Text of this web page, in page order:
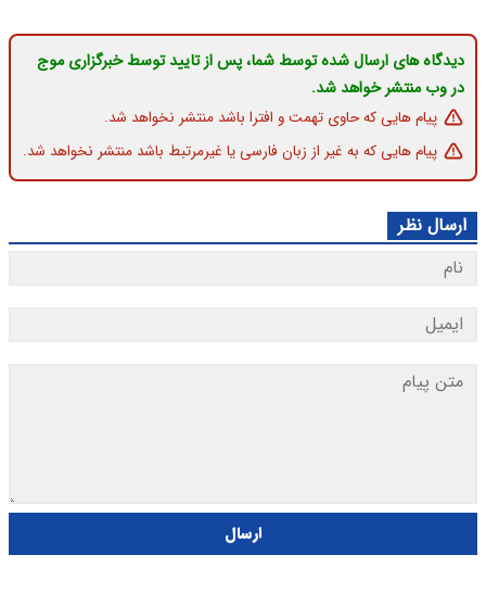
دیدگاه های ارسال شده توسط شما، پس از تایید توسط خبرگزاری موج
در وب منتشر خواهد شد.
پیام هایی که حاوی تهمت و افترا باشد منتشر نخواهد شد.
پیام هایی که به غیر از زبان فارسی یا غیرمرتبط باشد منتشر نخواهد شد.
ارسال نظر
ارسال